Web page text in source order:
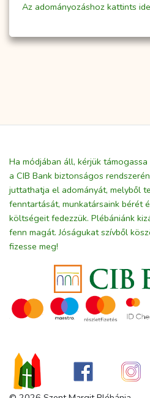
Az adományozáshoz kattints
Ha módjában áll, kérjük
a CIB Bank biztonságos
juttathatja el adományát, melyből
fenntartását, munkatársaink bérét
költségeit fedezzük. Plébániánk
fenn magát. Jóságukat szívből
fizesse meg!